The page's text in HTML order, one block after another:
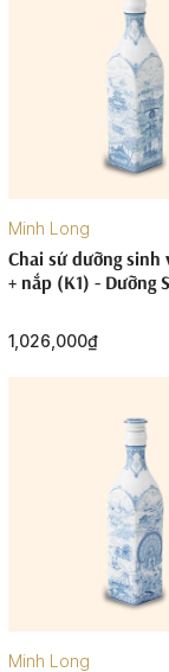
Minh Long
Chai sứ dưỡng sinh
+ nắp (K1) - Dưỡng
1,026,000₫
Minh Long